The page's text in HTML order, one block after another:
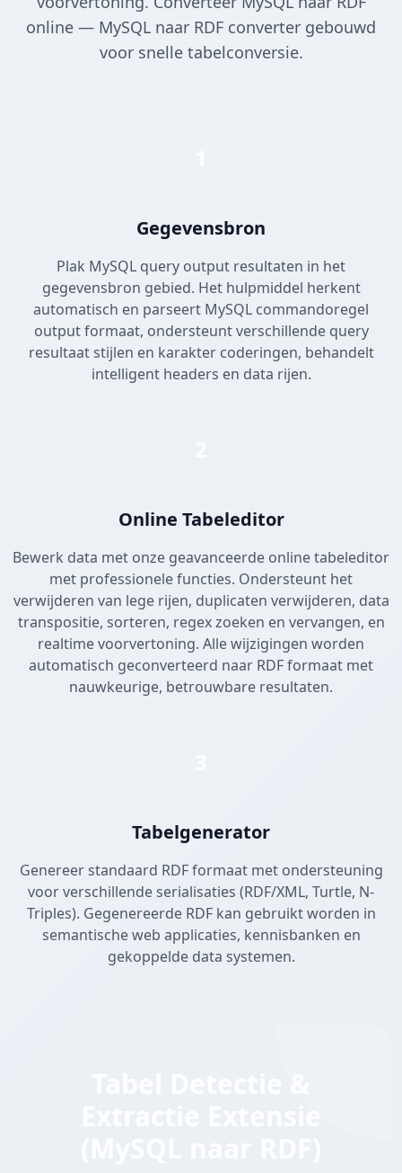
online — MySQL naar RDF converter gebouwd
voor snelle tabelconversie.
Gegevensbron
Plak MySQL query output resultaten in het
gegevensbron gebied. Het hulpmiddel herkent
automatisch en parseert MySQL commandoregel
output formaat, ondersteunt verschillende query
resultaat stijlen en karakter coderingen, behandelt
intelligent headers en data rijen.
Online Tabeleditor
Bewerk data met onze geavanceerde online tabeleditor
met professionele functies. Ondersteunt het
verwijderen van lege rijen, duplicaten verwijderen, data
transpositie, sorteren, regex zoeken en vervangen, en
realtime voorvertoning. Alle wijzigingen worden
automatisch geconverteerd naar RDF formaat met
nauwkeurige, betrouwbare resultaten.
Tabelgenerator
Genereer standaard RDF formaat met ondersteuning
voor verschillende serialisaties (RDF/XML, Turtle, N-
Triples). Gegenereerde RDF kan gebruikt worden in
semantische web applicaties, kennisbanken en
gekoppelde data systemen.